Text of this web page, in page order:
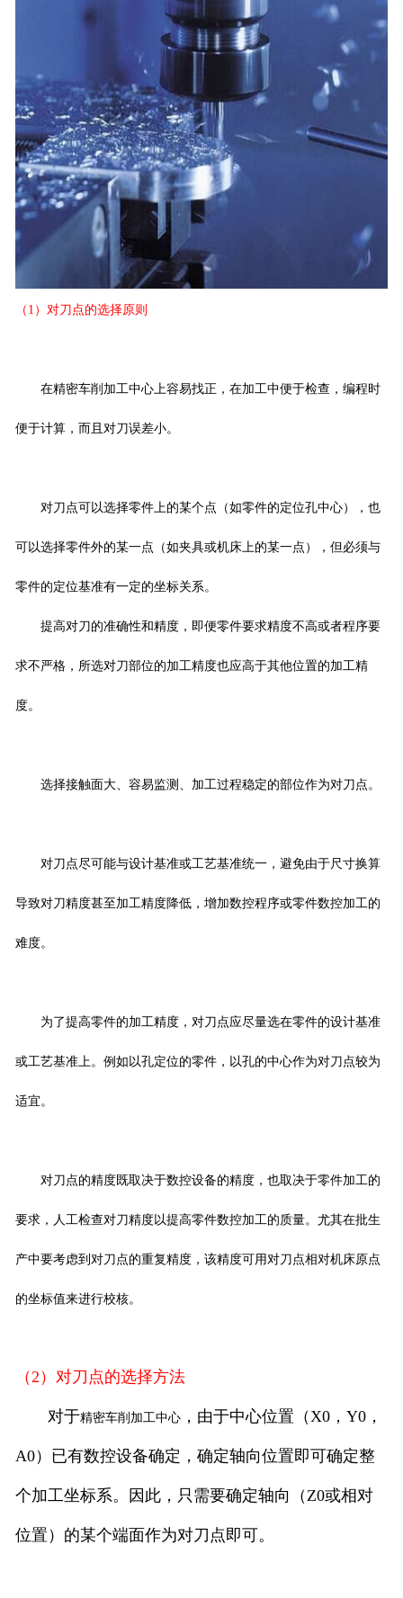
（1）对刀点的选择原则
在精密车削加工中心上容易找正，在加工中便于检查，编程时
便于计算，而且对刀误差小。
对刀点可以选择零件上的某个点（如零件的定位孔中心），也
可以选择零件外的某一点（如夹具或机床上的某一点），但必须与
零件的定位基准有一定的坐标关系。
提高对刀的准确性和精度，即便零件要求精度不高或者程序要
求不严格，所选对刀部位的加工精度也应高于其他位置的加工精
度。
选择接触面大、容易监测、加工过程稳定的部位作为对刀点。
对刀点尽可能与设计基准或工艺基准统一，避免由于尺寸换算
导致对刀精度甚至加工精度降低，增加数控程序或零件数控加工的
难度。
为了提高零件的加工精度，对刀点应尽量选在零件的设计基准
或工艺基准上。例如以孔定位的零件，以孔的中心作为对刀点较为
适宜。
对刀点的精度既取决于数控设备的精度，也取决于零件加工的
要求，人工检查对刀精度以提高零件数控加工的质量。尤其在批生
产中要考虑到对刀点的重复精度，该精度可用对刀点相对机床原点
的坐标值来进行校核。
（2）对刀点的选择方法
对于精密车削加工中心，由于中心位置（X0，Y0，
A0）已有数控设备确定，确定轴向位置即可确定整
个加工坐标系。因此，只需要确定轴向（Z0或相对
位置）的某个端面作为对刀点即可。